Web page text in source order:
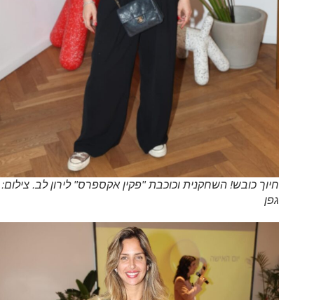
חיוך כובש! השחקנית וכוכבת "פקין אקספרס" לירון לב. צילום: אור